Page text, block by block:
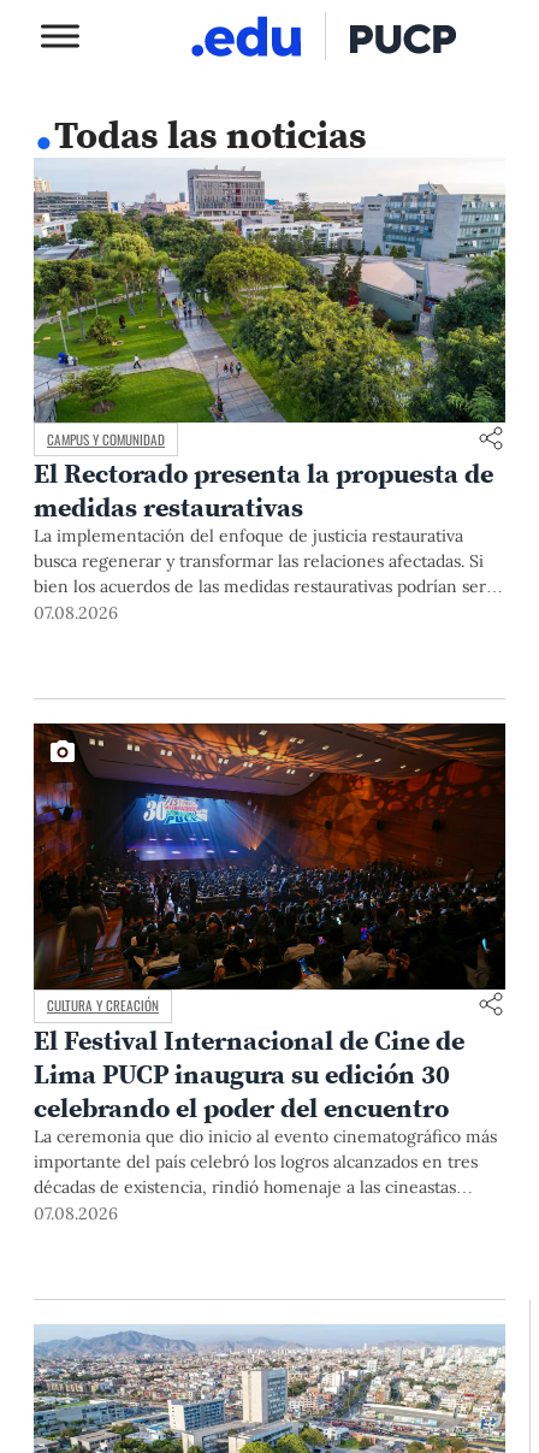
.Todas las noticias
CAMPUS Y COMUNIDAD
El Rectorado presenta la propuesta de
medidas restaurativas
La implementación del enfoque de justicia restaurativa
busca regenerar y transformar las relaciones afectadas. Si
bien los acuerdos de las medidas restaurativas podrían ser
considerados por las instancias disciplinarias, este proceso
07.08.2026
CULTURA Y CREACIÓN
El Festival Internacional de Cine de
Lima PUCP inaugura su edición 30
celebrando el poder del encuentro
La ceremonia que dio inicio al evento cinematográfico más
importante del país celebró los logros alcanzados en tres
décadas de existencia, rindió homenaje a las cineastas
Mariana Rondón y Marité Ugás, y planteó un llamado de
07.08.2026